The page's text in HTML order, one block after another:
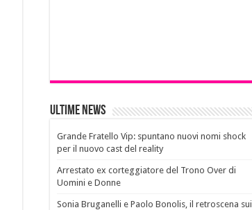
Ultime News
Grande Fratello Vip: spuntano nuovi nomi shock
per il nuovo cast del reality
Arrestato ex corteggiatore del Trono Over di
Uomini e Donne
Sonia Bruganelli e Paolo Bonolis, il retroscena sui